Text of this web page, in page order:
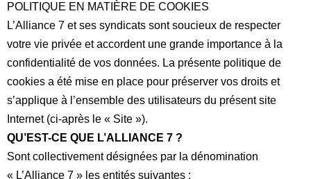
POLITIQUE EN MATIÈRE DE COOKIES
L’Alliance 7 et ses syndicats sont soucieux de respecter
votre vie privée et accordent une grande importance à la
confidentialité de vos données. La présente politique de
cookies a été mise en place pour préserver vos droits et
s’applique à l’ensemble des utilisateurs du présent site
Internet (ci-après le « Site »).
QU’EST-CE QUE L’ALLIANCE 7 ?
Sont collectivement désignées par la dénomination
« L’Alliance 7 » les entités suivantes :